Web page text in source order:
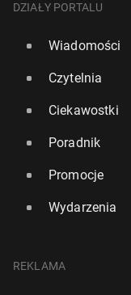
DZIAŁY PORTALU
Wiadomości
Czytelnia
Ciekawostki
Poradnik
Promocje
Wydarzenia
REKLAMA